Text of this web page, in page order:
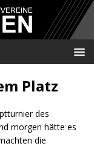
Platz
des
morgen hätte es
die